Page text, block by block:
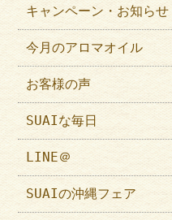
キャンペーン・お知らせ
今月のアロマオイル
お客様の声
SUAIな毎日
LINE＠
SUAIの沖縄フェア